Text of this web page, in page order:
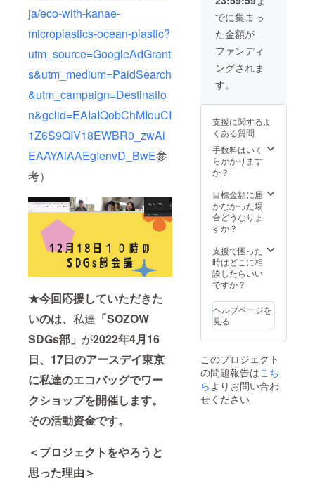
ja/eco-with-kanae-
microplastics-ocean-plastic?
utm_source=GoogleAdGrant
s&utm_medium=PaidSearch
&utm_campaign=Destinatio
n&gclid=EAIaIQobChMIouCI
1Z6S9QIV18EWBR0_zwAi
EAAYAiAAEgIenvD_BwE参
考）
★今回応援していただきた
いのは、 私達 「SOZOW
SDGs部」 が2022年4月16
日、17日のアースデイ東京
に私達のエコバッグでワー
クショップを開催します。
その活動資金です。
＜プロジェクトをやろうと
思った理由＞
す）
オーガ
ニック
コット
ンバッ
グ（M)
本体/約
D110m
m、持
ち手/約
W25×H
560mm
、容量/
チュラ
ル (1枚)
フェア
トン
トート
（M) 本
体/約
H380×
D130m
m、持
ち手/約
580mm
、容量/
約11L
008ナ
ドの物1
点ずつ
計２
点）を
お送り
しま
す。こ
前にデ
ザイン
された
もので
す。
（デザ
なる可
能性が
ありま
ニック
コット
ンバッ
グ（M)
W360×
H370×
D110m
m、持
W25×H
560mm
、容量/
約10L
008ナ
（PDF
ファイ
ルにて
添付致
しま
す）そ
W
ECO
TOTE』
（オー
ガニッ
クと
トレー
ドの物1
点ずつ
計２
お送り
しま
す。こ
ちら
前にデ
ザイン
された
もので
（デザ
インは
変更に
なる可
能性が
でに集まっ
た金額が
ファンディ
ングされま
す。
支援に関するよ
くある質問
手数料はいく
らかかります
か？
目標金額に届
かなかった場
合どうなりま
すか？
支援で困った
時はどこに相
談したらいい
ですか？
ヘルプページを
見る
このプロジェクト
の問題報告はこち
ら よりお問い合わ
せください